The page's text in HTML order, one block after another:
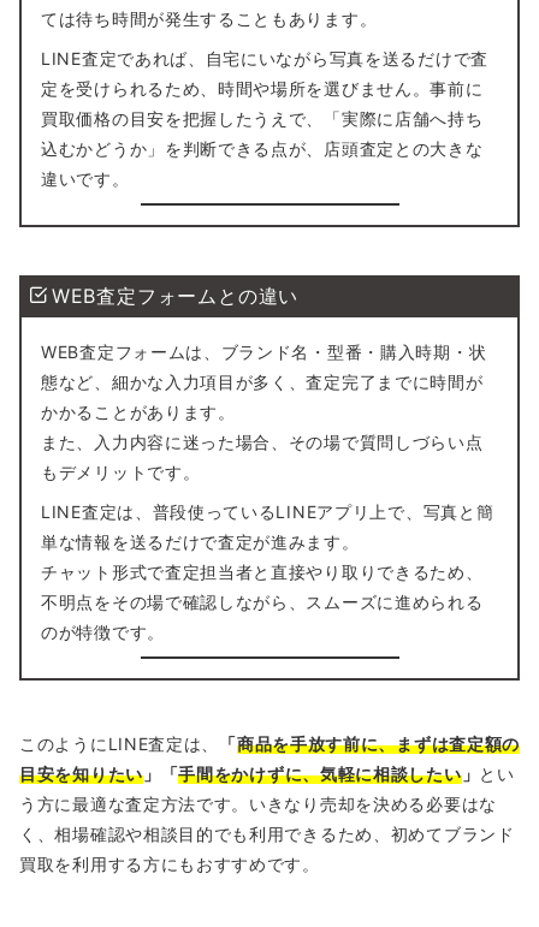
ては待ち時間が発生することもあります。
LINE査定であれば、自宅にいながら写真を送るだけで査
定を受けられるため、時間や場所を選びません。事前に
買取価格の目安を把握したうえで、「実際に店舗へ持ち
込むかどうか」を判断できる点が、店頭査定との大きな
違いです。
WEB査定フォームとの違い
WEB査定フォームは、ブランド名・型番・購入時期・状
態など、細かな入力項目が多く、査定完了までに時間が
かかることがあります。
また、入力内容に迷った場合、その場で質問しづらい点
もデメリットです。
LINE査定は、普段使っているLINEアプリ上で、写真と簡
単な情報を送るだけで査定が進みます。
チャット形式で査定担当者と直接やり取りできるため、
不明点をその場で確認しながら、スムーズに進められる
のが特徴です。
このようにLINE査定は、 「商品を手放す前に、まずは査定額の
目安を知りたい」「手間をかけずに、気軽に相談したい」 とい
う方に最適な査定方法です。いきなり売却を決める必要はな
く、相場確認や相談目的でも利用できるため、初めてブランド
買取を利用する方にもおすすめです。